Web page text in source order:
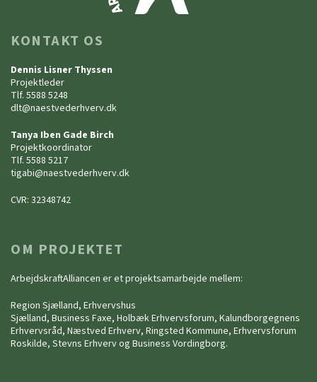
KONTAKT OS
Dennis Lisner Thyssen
Projektleder
Tlf. 5588 5248
dlt@naestvederhverv.dk
Tanya Iben Gade Birch
Projektkoordinator
Tlf. 5588 5217
tigabi@naestvederhverv.dk
CVR: 32348742
OM PROJEKTET
ArbejdskraftAlliancen er et projektsamarbejde mellem:
Region Sjælland, Erhvervshus
Sjælland, Business Faxe, Holbæk Erhvervsforum, Kalundborgegnens
Erhvervsråd, Næstved Erhverv, Ringsted Kommune, Erhvervsforum
Roskilde, Stevns Erhverv og Business Vordingborg.